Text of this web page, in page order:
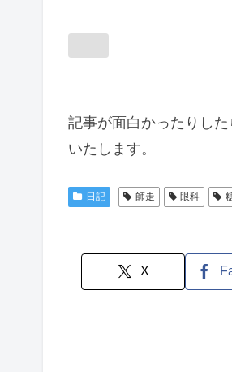
記事が面白かったりし
いたします。
日記 師走 眼科
X